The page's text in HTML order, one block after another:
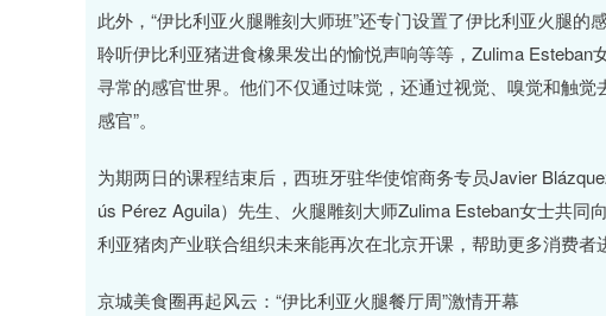
此外，“伊比利亚火腿雕刻大师班”还专门设置了伊比利亚火腿
聆听伊比利亚猪进食橡果发出的愉悦声响等等，Zulima
寻常的感官世界。他们不仅通过味觉，还通过视觉、嗅觉和触
感官”。
为期两日的课程结束后，西班牙驻华使馆商务专员Javier
ús Pérez Aguila）先生、火腿雕刻大师Zulima Esteban女士共
利亚猪肉产业联合组织未来能再次在北京开课，帮助更多消费者
京城美食圈再起风云：“伊比利亚火腿餐厅周”激情开幕